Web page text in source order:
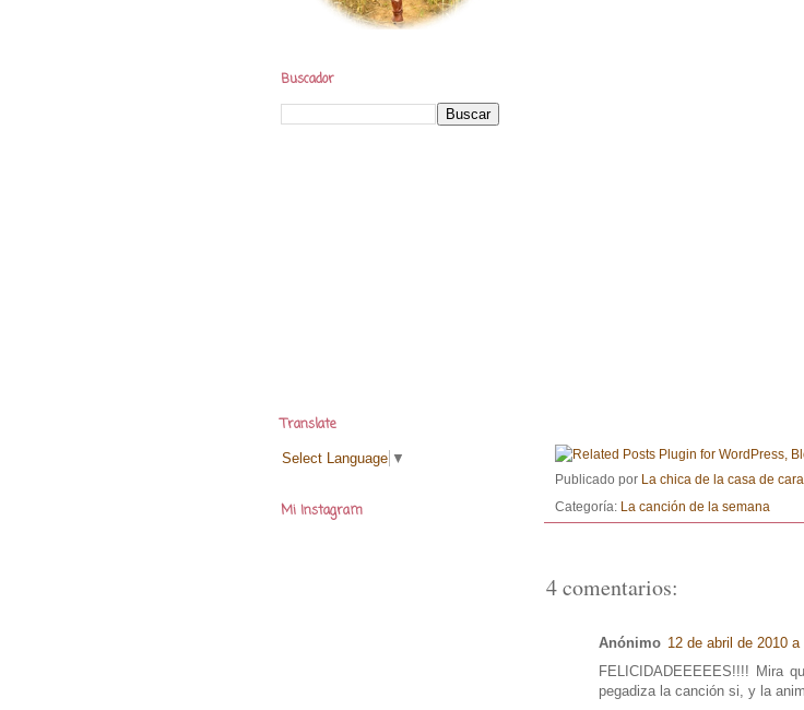
Publicado por La chica de la casa de
Categoría:
La canción de la semana
4 comentarios:
Anónimo 12 de abril de 2010
FELICIDADEEEEES!!!! Mira
pegadiza la canción si, y la
Buscador
Translate
Select Language ▼
Mi Instagram